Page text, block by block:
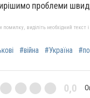
проблеми
виділіть необхідний текст
#війна #Україна
0,0